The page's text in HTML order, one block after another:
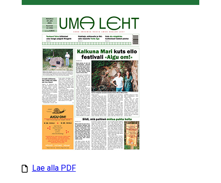
Lae alla PDF